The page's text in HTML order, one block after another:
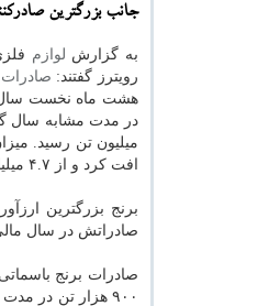
جانب بزرگترین
به گزارش لوازم
رویترز گفتند: صادرات
افت كرد و از ۴.۷ میلیارد دلار به ۳.۸ میلیارد دلار كاهش پیدا كرد.
برنج بزرگترین
صادراتش در سال مالی ۲۰۱۹-۲۰۱۸ به ۷.۷۵ میلیارد دلار
۹۰۰ هزار تن در